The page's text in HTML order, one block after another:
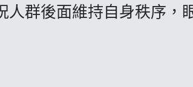
人群後面維持自身秩序，